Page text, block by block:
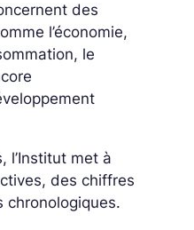
des
l’économie,
le
l’Institut met à
des chiffres
chronologiques.